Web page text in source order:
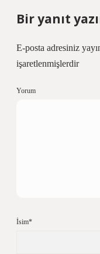
Bir yanıt
E-posta adresiniz
işaretlenmişlerdir
Yorum
İsim*